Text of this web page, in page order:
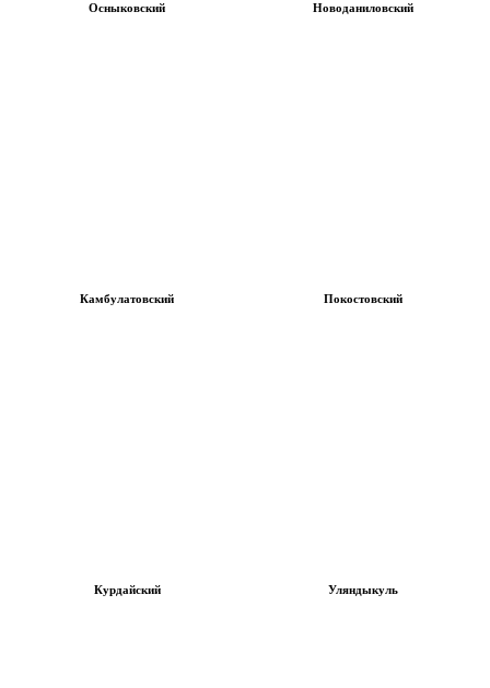
Осныковский Новоданиловский
Камбулатовский Покостовский
Курдайский Уляндыкуль